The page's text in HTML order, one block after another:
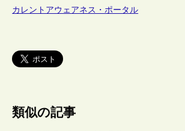
カレントアウェアネス・ポータル
類似の記事